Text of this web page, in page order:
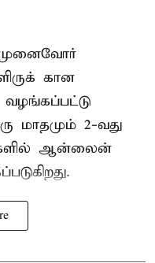
முனைவோர்
கான
மாதமும் 2-வது
ஆன்லைன்